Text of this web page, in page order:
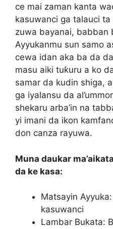
ce mai zaman kanta
kasuwanci ga talauci
zuwa bayanai, babban
Ayyukanmu sun samo
cewa idan aka ba da
masu aiki tuƙuru a ko
samar da kudin shiga,
ga iyalansu da
shekaru arba’in na
yi imani da ikon
don canza rayuwa.
Muna daukar
da ke kasa:
Matsayin
kasuwanci
Lambar Bukata: